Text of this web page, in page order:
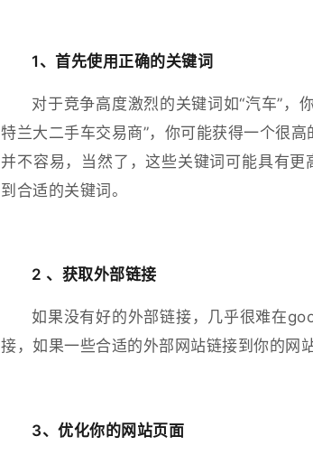
1、首先使用正确的关键词
对于竞争高度激烈的关键词如“汽车”，
特兰大二手车交易商”，你可能获得一个很
并不容易，当然了，这些关键词可能具有
到合适的关键词。
2 、获取外部链接
如果没有好的外部链接，几乎很难在
接，如果一些合适的外部网站链接到你的网
3、优化你的网站页面